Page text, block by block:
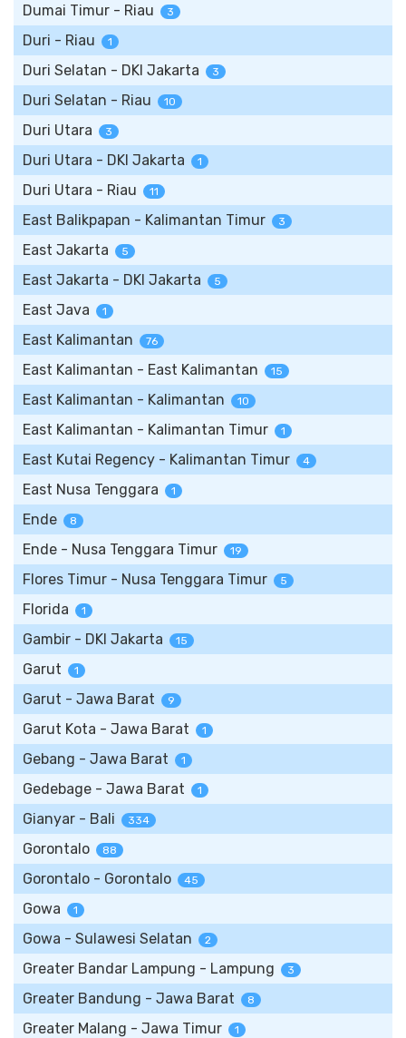
Dumai Timur - Riau 3
Duri - Riau 1
Duri Selatan - DKI Jakarta 3
Duri Selatan - Riau 10
Duri Utara 3
Duri Utara - DKI Jakarta 1
Duri Utara - Riau 11
East Balikpapan - Kalimantan Timur 3
East Jakarta 5
East Jakarta - DKI Jakarta 5
East Java 1
East Kalimantan 76
East Kalimantan - East Kalimantan 15
East Kalimantan - Kalimantan 10
East Kalimantan - Kalimantan Timur 1
East Kutai Regency - Kalimantan Timur 4
East Nusa Tenggara 1
Ende 8
Ende - Nusa Tenggara Timur 19
Flores Timur - Nusa Tenggara Timur 5
Florida 1
Gambir - DKI Jakarta 15
Garut 1
Garut - Jawa Barat 9
Garut Kota - Jawa Barat 1
Gebang - Jawa Barat 1
Gedebage - Jawa Barat 1
Gianyar - Bali 334
Gorontalo 88
Gorontalo - Gorontalo 45
Gowa 1
Gowa - Sulawesi Selatan 2
Greater Bandar Lampung - Lampung 3
Greater Bandung - Jawa Barat 8
Greater Malang - Jawa Timur 1